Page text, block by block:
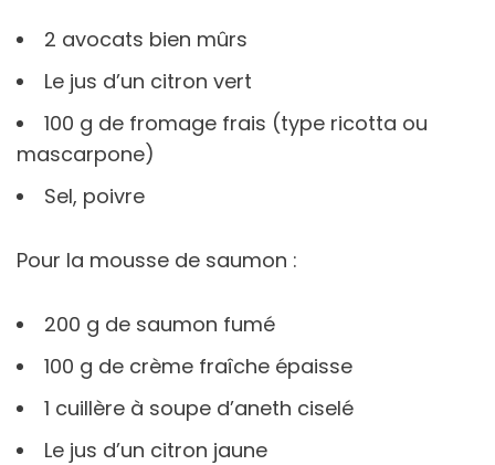
2 avocats bien mûrs
Le jus d’un citron vert
100 g de fromage frais (type ricotta ou
mascarpone)
Sel, poivre
Pour la mousse de saumon :
200 g de saumon fumé
100 g de crème fraîche épaisse
1 cuillère à soupe d’aneth ciselé
Le jus d’un citron jaune